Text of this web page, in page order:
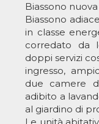
Biassono
Biassono
in classe
corredato da
doppi servizi
ingresso,
due camere
adibito a
al giardino di